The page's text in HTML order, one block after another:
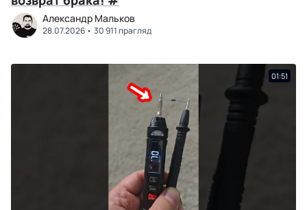
Александр Мальков
28.07.2026 30 911 прагляд
01:51